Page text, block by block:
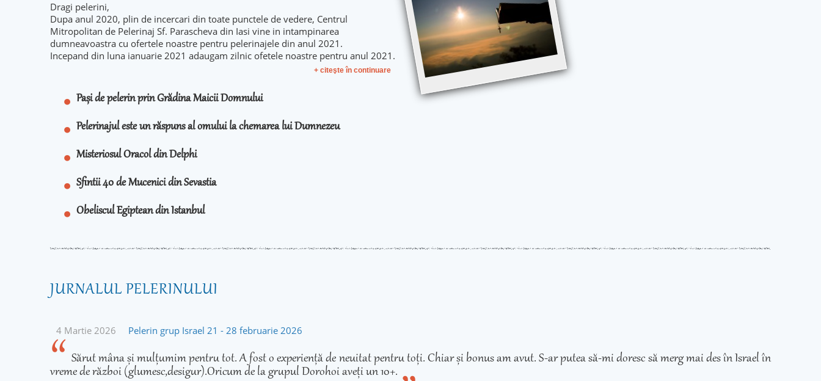
Dragi pelerini,
Dupa anul 2020, plin de incercari din toate punctele de vedere, Centrul
Mitropolitan de Pelerinaj Sf. Parascheva din Iasi vine in intampinarea
dumneavoastra cu ofertele noastre pentru pelerinajele din anul 2021.
Incepand din luna ianuarie 2021 adaugam zilnic ofetele noastre pentru anul 2021.
+ citeşte în continuare
Pași de pelerin prin Grădina Maicii Domnului
Pelerinajul este un răspuns al omului la chemarea lui Dumnezeu
Misteriosul Oracol din Delphi
Sfintii 40 de Mucenici din Sevastia
Obeliscul Egiptean din Istanbul
JURNALUL PELERINULUI
4 Martie 2026 Pelerin grup Israel 21 - 28 februarie 2026
Sărut mâna și mulțumim pentru tot. A fost o experiență de neuitat pentru toți. Chiar și bonus am avut. S-ar putea să-mi doresc să merg mai des în Israel în
vreme de război (glumesc,desigur).Oricum de la grupul Dorohoi aveți un 10+.